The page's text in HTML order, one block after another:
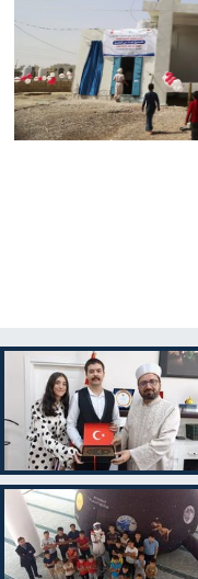
Niğde
Ordu
Siirt Müftülüğü
Sinop
Sivas
Şanlıurfa